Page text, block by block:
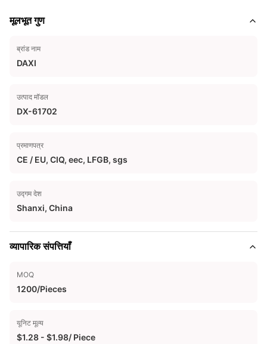
मूलभूत गुण
ब्रांड नाम
DAXI
उत्पाद मॉडल
DX-61702
प्रमाणपत्र
CE / EU, CIQ, eec, LFGB, sgs
उद्गम देश
Shanxi, China
व्यापारिक संपत्तियाँ
MOQ
1200/Pieces
यूनिट मूल्य
$1.28 - $1.98/ Piece